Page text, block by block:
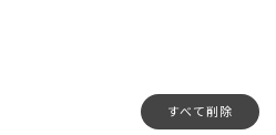
すべて削除